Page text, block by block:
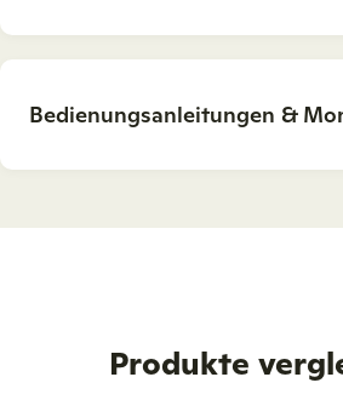
Bedienungsanleitungen &
Produkte